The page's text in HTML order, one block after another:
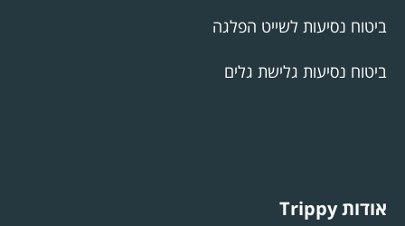
ביטוח נסיעות לשייט הפלגה
ביטוח נסיעות גלישת גלים
אודות Trippy